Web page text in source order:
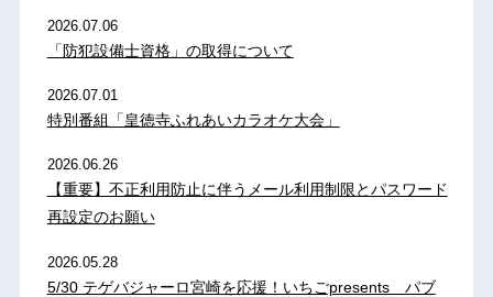
2026.07.06
「防犯設備士資格」の取得について
2026.07.01
特別番組「皇徳寺ふれあいカラオケ大会」
2026.06.26
【重要】不正利用防止に伴うメール利用制限とパスワード
再設定のお願い
2026.05.28
5/30 テゲバジャーロ宮崎を応援！いちごpresents パブ